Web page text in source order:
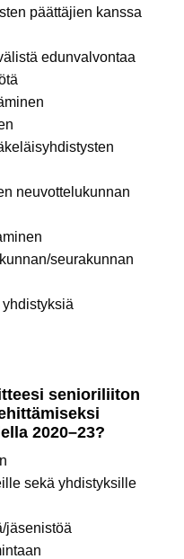
päättäjien kanssa
edunvalvontaa
neuvottelukunnan
seurakunnan
senioriliiton
2020–23?
sekä yhdistyksille
jäsenistöä